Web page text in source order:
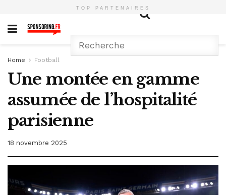
TOP PARTENAIRES
Home Football
Une montée en gamme
assumée de l’hospitalité
parisienne
18 novembre 2025